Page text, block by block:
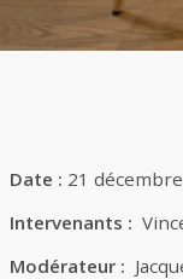
Date : 21
Intervenants :
Modérateur :